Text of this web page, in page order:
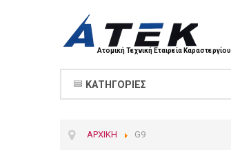
Ατομική Τεχνική Εταιρεία Καραστεργίου
ΚΑΤΗΓΟΡΊΕΣ
ΑΡΧΙΚΉ G9